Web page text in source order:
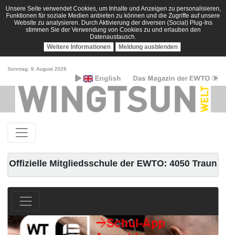
Unsere Seite verwendet Cookies, um Inhalte und Anzeigen zu personalisieren,
Funktionen für soziale Medien anbieten zu können und die Zugriffe auf unsere
Website zu analysieren. Durch Aktivierung der diversen (Social) Plug-Ins
stimmen Sie der Verwendung von Cookies zu und erlauben den
Datenaustausch.
Weitere Informationen
Meldung ausblenden
Sonntag, 9. August 2026
English
Offizielle Mitgliedsschule der EWTO: 4050 Traun